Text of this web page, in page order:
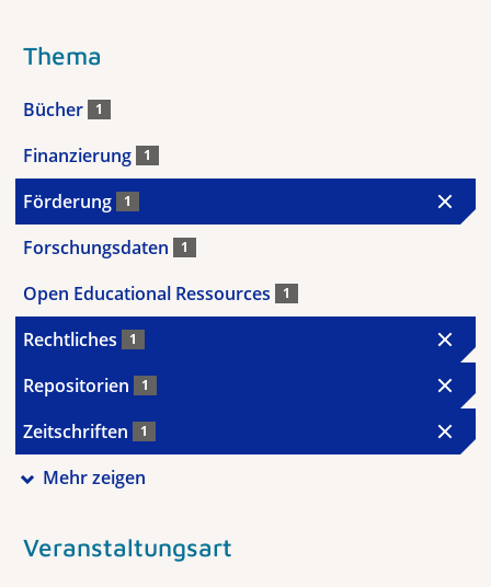
Thema
Bücher 1
Finanzierung 1
Förderung 1
Forschungsdaten 1
Open Educational Ressources 1
Rechtliches 1
Repositorien 1
Zeitschriften 1
Mehr zeigen
Veranstaltungsart